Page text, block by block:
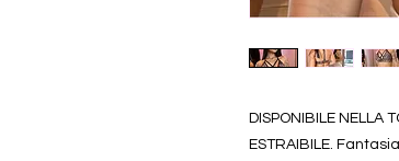
DISPONIBILE NELLA
ESTRAIBILE.